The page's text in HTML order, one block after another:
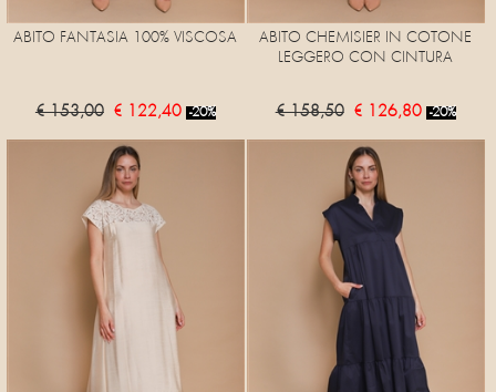
ABITO FANTASIA 100% VISCOSA
€ 153,00 € 122,40 -20%
ABITO CHEMISIER IN COTONE
LEGGERO CON CINTURA
€ 158,50 € 126,80 -20%